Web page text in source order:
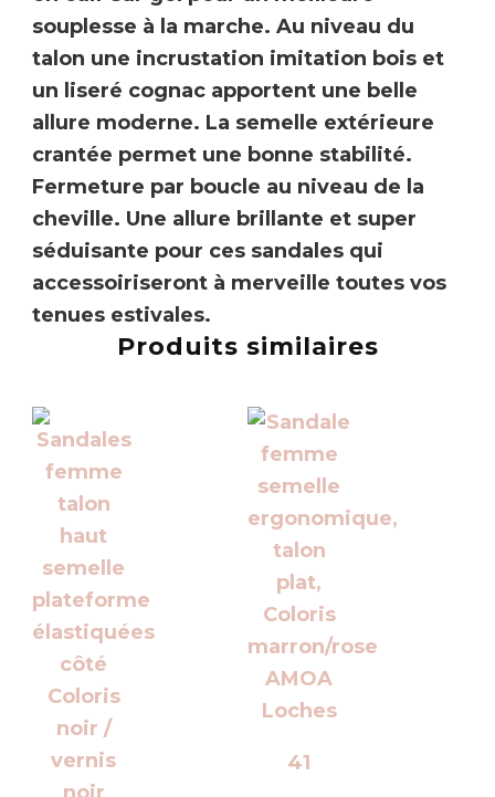
souplesse à la marche. Au niveau du
talon une incrustation imitation bois et
un liseré cognac apportent une belle
allure moderne. La semelle extérieure
crantée permet une bonne stabilité.
Fermeture par boucle au niveau de la
cheville. Une allure brillante et super
séduisante pour ces sandales qui
accessoiriseront à merveille toutes vos
tenues estivales.
Produits similaires
41